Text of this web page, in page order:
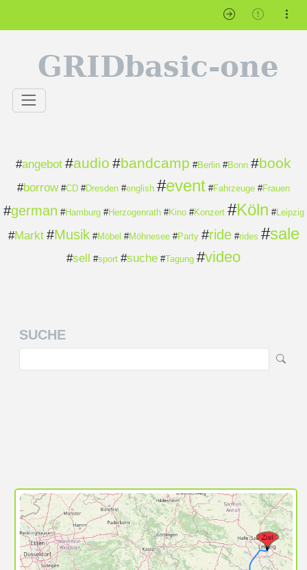
GRIDbasic-one
#angebot #audio #bandcamp #Berlin #Bonn #book
#borrow #CD #Dresden #english #event #Fahrzeuge #Frauen
#german #Hamburg #Herzogenrath #Kino #Konzert #Köln #Leipzig
#Markt #Musik #Möbel #Möhnesee #Party #ride #rides #sale
#sell #sport #suche #Tagung #video
SUCHE